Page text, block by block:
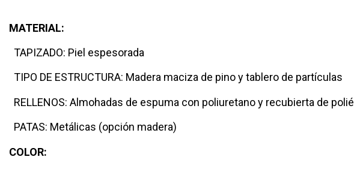
MATERIAL:
TAPIZADO: Piel espesorada
TIPO DE ESTRUCTURA: Madera maciza de pino y tablero de partículas
RELLENOS: Almohadas de espuma con poliuretano y recubierta de
PATAS: Metálicas (opción madera)
COLOR: